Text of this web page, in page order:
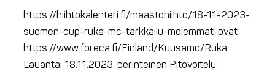
https://hiihtokalenteri.fi/maastohiihto/18-11-2023-
suomen-cup-ruka-mc-tarkkailu-molemmat-pvat
https://www.foreca.fi/Finland/Kuusamo/Ruka
Lauantai 18.11.2023: perinteinen Pitovoitelu: